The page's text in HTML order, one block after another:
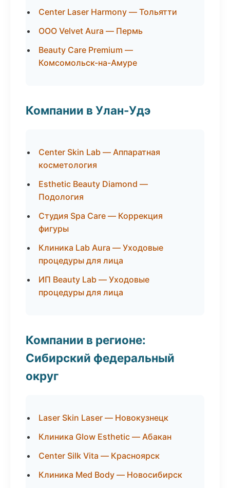
Center Laser Harmony — Тольятти
ООО Velvet Aura — Пермь
Beauty Care Premium —
Комсомольск-на-Амуре
Компании в Улан-Удэ
Center Skin Lab — Аппаратная
косметология
Esthetic Beauty Diamond —
Подология
Студия Spa Care — Коррекция
фигуры
Клиника Lab Aura — Уходовые
процедуры для лица
ИП Beauty Lab — Уходовые
процедуры для лица
Компании в регионе:
Сибирский федеральный
округ
Laser Skin Laser — Новокузнецк
Клиника Glow Esthetic — Абакан
Center Silk Vita — Красноярск
Клиника Med Body — Новосибирск